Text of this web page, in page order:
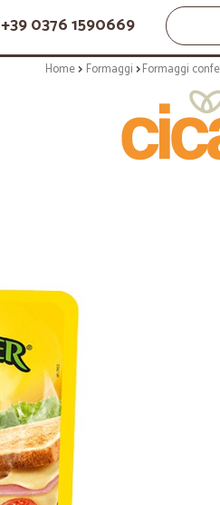
+39 0376 1590669
Home Formaggi